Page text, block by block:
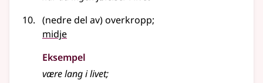
(nedre del av) overkropp;
midje
Eksempel
være lang ilivet;